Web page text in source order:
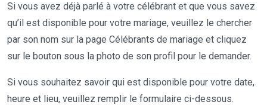
Si vous avez déjà parlé à votre célébrant et que vous savez
qu’il est disponible pour votre mariage, veuillez le chercher
par son nom sur la page Célébrants de mariage et cliquez
sur le bouton sous la photo de son profil pour le demander.
Si vous souhaitez savoir qui est disponible pour votre date,
heure et lieu, veuillez remplir le formulaire ci-dessous.